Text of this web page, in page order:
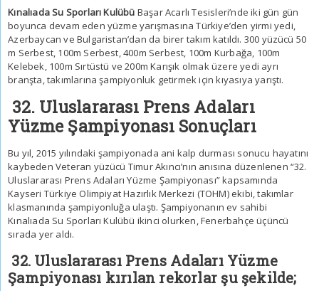
Kınalıada Su Sporları Kulübü Başar Acarlı Tesisleri’nde iki gün gün
boyunca devam eden yüzme yarışmasına Türkiye’den yirmi yedi,
Azerbaycan ve Bulgaristan’dan da birer takım katıldı. 300 yüzücü 50
m Serbest, 100m Serbest, 400m Serbest, 100m Kurbağa, 100m
Kelebek, 100m Sırtüstü ve 200m Karışık olmak üzere yedi ayrı
branşta, takımlarına şampiyonluk getirmek için kıyasıya yarıştı.
32. Uluslararası Prens Adaları
Yüzme Şampiyonası Sonuçları
Bu yıl, 2015 yılındaki şampiyonada ani kalp durması sonucu hayatını
kaybeden Veteran yüzücü Timur Akıncı’nın anısına düzenlenen “32.
Uluslararası Prens Adaları Yüzme Şampiyonası” kapsamında
Kayseri Türkiye Olimpiyat Hazırlık Merkezi (TOHM) ekibi, takımlar
klasmanında şampiyonluğa ulaştı. Şampiyonanın ev sahibi
Kınalıada Su Sporları Kulübü ikinci olurken, Fenerbahçe üçüncü
sırada yer aldı.
32. Uluslararası Prens Adaları Yüzme
Şampiyonası kırılan rekorlar şu şekilde;